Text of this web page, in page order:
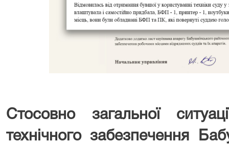
Стосовно загальної
технічного забезпечення